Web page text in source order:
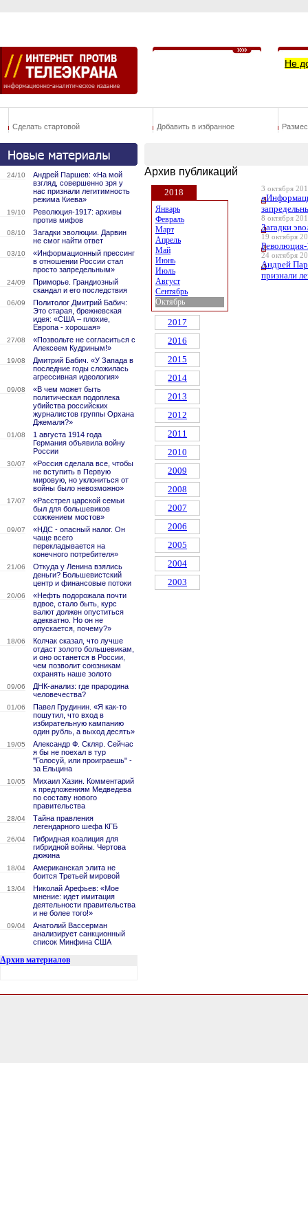
Не
Сделать стартовой Добавить в избранное
24/10
Андрей Паршев: «На мой
взгляд, совершенно зря у
нас признали легитимность
режима Киева»
19/10
Революция-1917: архивы
против мифов
08/10
Загадки эволюции. Дарвин
не смог найти ответ
03/10
«Информационный прессинг
в отношении России стал
просто запредельным»
24/09
Приморье. Грандиозный
скандал и его последствия
06/09
Политолог Дмитрий Бабич:
Это старая, брежневская
идея: «США – плохие,
Европа - хорошая»
27/08
«Позвольте не согласиться с
Алексеем Кудриным!»
19/08
Дмитрий Бабич. «У Запада в
последние годы сложилась
агрессивная идеология»
09/08
«В чем может быть
политическая подоплека
убийства российских
журналистов группы Орхана
Джемаля?»
01/08
1 августа 1914 года
Германия объявила войну
России
30/07
«Россия сделала все, чтобы
не вступить в Первую
мировую, но уклониться от
войны было невозможно»
17/07
«Расстрел царской семьи
был для большевиков
сожжением мостов»
09/07
«НДС - опасный налог. Он
чаще всего
перекладывается на
конечного потребителя»
21/06
Откуда у Ленина взялись
деньги? Большевистский
центр и финансовые потоки
20/06
«Нефть подорожала почти
вдвое, стало быть, курс
валют должен опуститься
адекватно. Но он не
опускается, почему?»
18/06
Колчак сказал, что лучше
отдаст золото большевикам,
и оно останется в России,
чем позволит союзникам
охранять наше золото
09/06
ДНК-анализ: где прародина
человечества?
01/06
Павел Грудинин. «Я как-то
пошутил, что вход в
избирательную кампанию
один рубль, а выход десять»
19/05
Александр Ф. Скляр. Сейчас
я бы не поехал в тур
"Голосуй, или проиграешь" -
за Ельцина
10/05
Михаил Хазин. Комментарий
к предложениям Медведева
по составу нового
правительства
28/04
Тайна правления
легендарного шефа КГБ
26/04
Гибридная коалиция для
гибридной войны. Чертова
дюжина
18/04
Американская элита не
боится Третьей мировой
13/04
Николай Арефьев: «Мое
мнение: идет имитация
деятельности правительства
и не более того!»
09/04
Анатолий Вассерман
анализирует санкционный
список Минфина США
Архив материалов
Архив публикаций
2018
Январь
Февраль
Март
Апрель
Май
Июнь
Июль
Август
Сентябрь
Октябрь
2017
2016
2015
2014
2013
2012
2011
2010
2009
2008
2007
2006
2005
2004
2003
3 октября
8 октября
Загадки
19 октября
24 октября
Андрей
признали